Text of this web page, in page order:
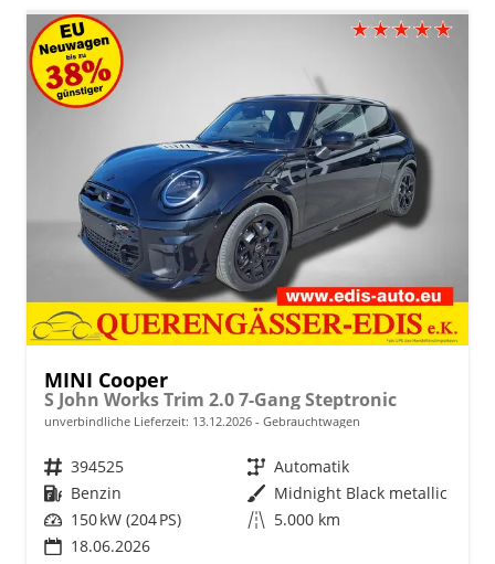
MINI Cooper
S John Works Trim 2.0 7-Gang Steptronic
unverbindliche Lieferzeit: 13.12.2026 Gebrauchtwagen
Fahrzeugnr. 394525 Getriebe Automatik
Kraftstoff Benzin Außenfarbe Midnight Black metallic
Leistung 150 kW (204 PS) Kilometerstand 5.000 km
18.06.2026